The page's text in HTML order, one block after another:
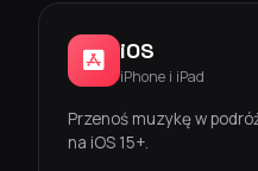
iOS
iPhone i iPad
Przenoś muzykę w
na iOS 15+.